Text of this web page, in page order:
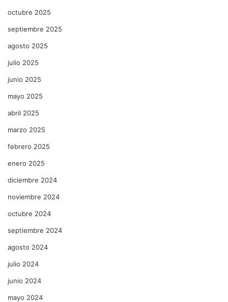
octubre 2025
septiembre 2025
agosto 2025
julio 2025
junio 2025
mayo 2025
abril 2025
marzo 2025
febrero 2025
enero 2025
diciembre 2024
noviembre 2024
octubre 2024
septiembre 2024
agosto 2024
julio 2024
junio 2024
mayo 2024